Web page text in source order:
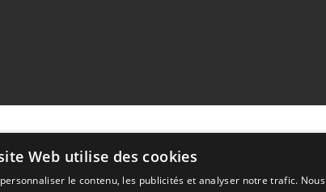
Web utilise des cookies
le contenu, les publicités et analyser notre trafic. Nous